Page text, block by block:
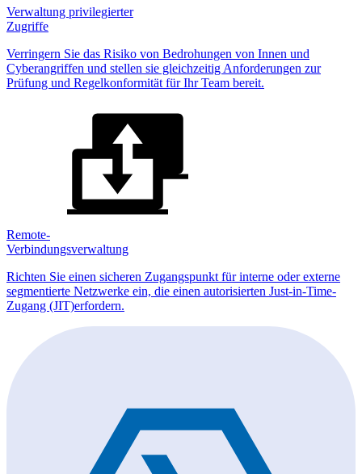
Verwaltung privilegierter
Zugriffe
Verringern Sie das Risiko von Bedrohungen von Innen und
Cyberangriffen und stellen sie gleichzeitig Anforderungen zur
Prüfung und Regelkonformität für Ihr Team bereit.
Remote-
Verbindungsverwaltung
Richten Sie einen sicheren Zugangspunkt für interne oder externe
segmentierte Netzwerke ein, die einen autorisierten Just-in-Time-
Zugang (JIT)erfordern.